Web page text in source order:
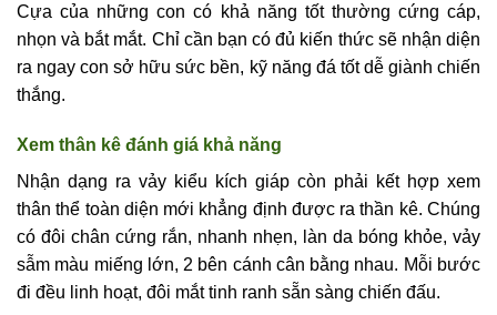
Cựa của những con có khả năng tốt thường cứng cáp,
nhọn và bắt mắt. Chỉ cần bạn có đủ kiến thức sẽ nhận diện
ra ngay con sở hữu sức bền, kỹ năng đá tốt dễ giành chiến
thắng.
Xem thân kê đánh giá khả năng
Nhận dạng ra vảy kiểu kích giáp còn phải kết hợp xem
thân thể toàn diện mới khẳng định được ra thần kê. Chúng
có đôi chân cứng rắn, nhanh nhẹn, làn da bóng khỏe, vảy
sẫm màu miếng lớn, 2 bên cánh cân bằng nhau. Mỗi bước
đi đều linh hoạt, đôi mắt tinh ranh sẵn sàng chiến đấu.